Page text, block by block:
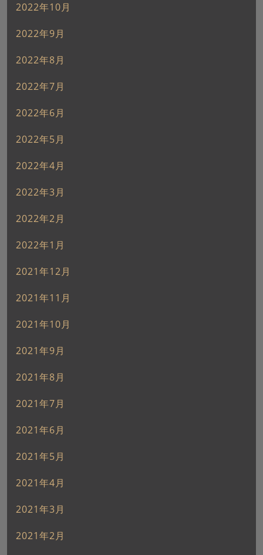
2022年10月
2022年9月
2022年8月
2022年7月
2022年6月
2022年5月
2022年4月
2022年3月
2022年2月
2022年1月
2021年12月
2021年11月
2021年10月
2021年9月
2021年8月
2021年7月
2021年6月
2021年5月
2021年4月
2021年3月
2021年2月